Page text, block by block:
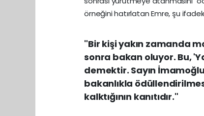
örneğini hatırlatan Emre, şu
"Bir kişi yakın zamanda
sonra bakan oluyor. Bu,
demektir. Sayın
bakanlıkla
kalktığının kanıtıdır."